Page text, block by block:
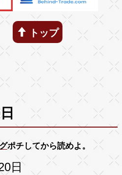
トップ
ポチしてから読めよ。
日